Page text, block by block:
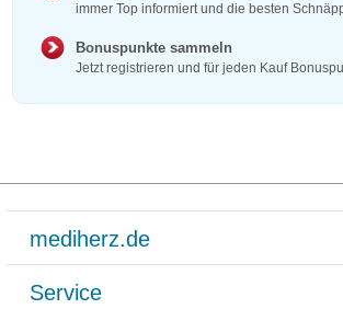
immer Top informiert und die besten
Bonuspunkte sammeln
Jetzt registrieren und für jeden Kauf
mediherz.de
Glossar
Service